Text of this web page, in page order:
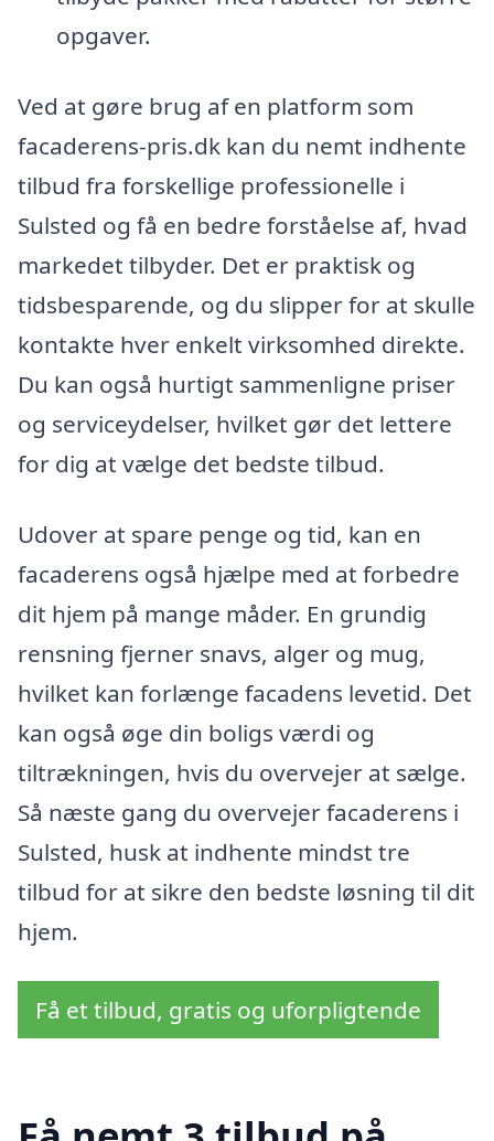
opgaver.
Ved at gøre brug af en platform som
facaderens-pris.dk kan du nemt indhente
tilbud fra forskellige professionelle i
Sulsted og få en bedre forståelse af, hvad
markedet tilbyder. Det er praktisk og
tidsbesparende, og du slipper for at skulle
kontakte hver enkelt virksomhed direkte.
Du kan også hurtigt sammenligne priser
og serviceydelser, hvilket gør det lettere
for dig at vælge det bedste tilbud.
Udover at spare penge og tid, kan en
facaderens også hjælpe med at forbedre
dit hjem på mange måder. En grundig
rensning fjerner snavs, alger og mug,
hvilket kan forlænge facadens levetid. Det
kan også øge din boligs værdi og
tiltrækningen, hvis du overvejer at sælge.
Så næste gang du overvejer facaderens i
Sulsted, husk at indhente mindst tre
tilbud for at sikre den bedste løsning til dit
hjem.
Få et tilbud, gratis og uforpligtende